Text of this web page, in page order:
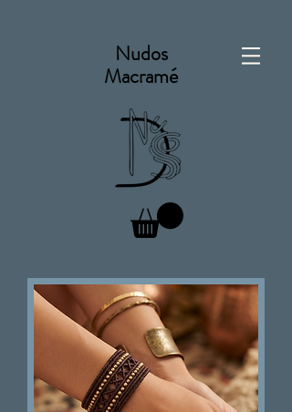
Nudos
Macramé